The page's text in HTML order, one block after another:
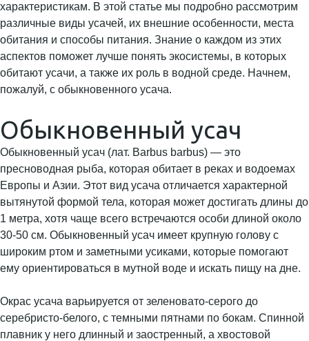
характеристикам. В этой статье мы подробно рассмотрим
различные виды усачей, их внешние особенности, места
обитания и способы питания. Знание о каждом из этих
аспектов поможет лучше понять экосистемы, в которых
обитают усачи, а также их роль в водной среде. Начнем,
пожалуй, с обыкновенного усача.
Обыкновенный усач
Обыкновенный усач (лат. Barbus barbus) — это
пресноводная рыба, которая обитает в реках и водоемах
Европы и Азии. Этот вид усача отличается характерной
вытянутой формой тела, которая может достигать длины до
1 метра, хотя чаще всего встречаются особи длиной около
30-50 см. Обыкновенный усач имеет крупную голову с
широким ртом и заметными усиками, которые помогают
ему ориентироваться в мутной воде и искать пищу на дне.
Окрас усача варьируется от зеленовато-серого до
серебристо-белого, с темными пятнами по бокам. Спинной
плавник у него длинный и заостренный, а хвостовой